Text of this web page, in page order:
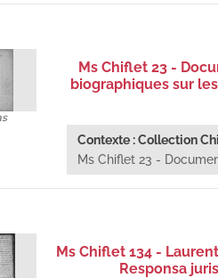
Ms Chiflet 23 -
biographiques sur
Contexte : Collection
Ms Chiflet 23 -
Ms Chiflet 134 -
Responsa juris